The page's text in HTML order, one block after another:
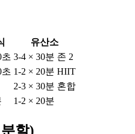
유산소
초 3-4 × 30분 존 2
초 1-2 × 20분 HIIT
2-3 × 30분 혼합
1-2 × 20분
할)